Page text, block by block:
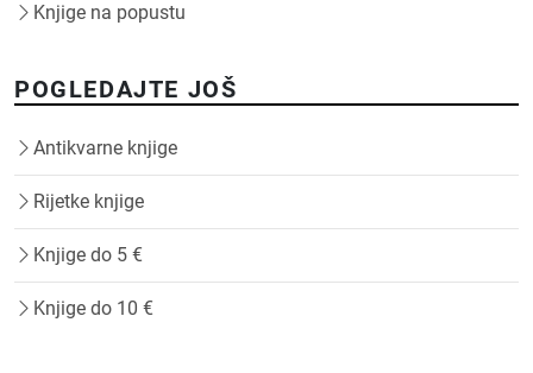
Knjige na popustu
POGLEDAJTE JOŠ
Antikvarne knjige
Rijetke knjige
Knjige do 5 €
Knjige do 10 €